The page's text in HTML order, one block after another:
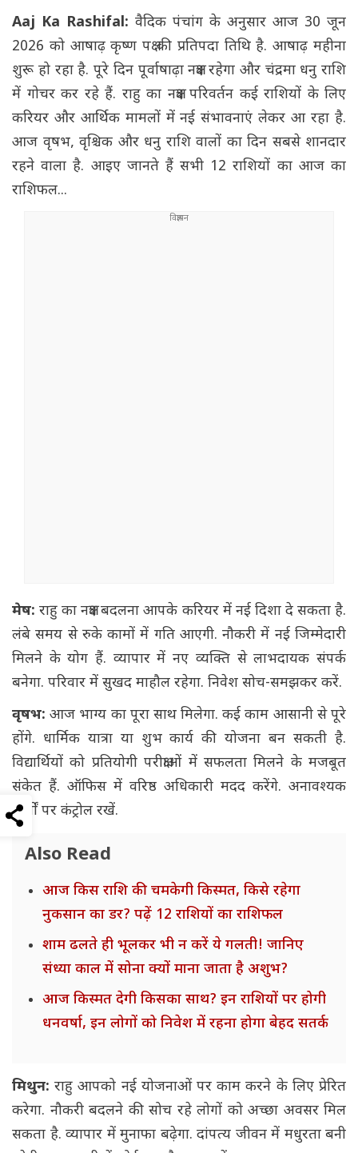
Aaj Ka Rashifal: वैदिक पंचांग के अनुसार आज 30 जून
2026 को आषाढ़ कृष्ण पक्ष की प्रतिपदा तिथि है. आषाढ़ महीना
शुरू हो रहा है. पूरे दिन पूर्वाषाढ़ा नक्षत्र रहेगा और चंद्रमा धनु राशि
में गोचर कर रहे हैं. राहु का नक्षत्र परिवर्तन कई राशियों के लिए
करियर और आर्थिक मामलों में नई संभावनाएं लेकर आ रहा है.
आज वृषभ, वृश्चिक और धनु राशि वालों का दिन सबसे शानदार
रहने वाला है. आइए जानते हैं सभी 12 राशियों का आज का
राशिफल...
मेष:राहु का नक्षत्र बदलना आपके करियर में नई दिशा दे सकता है.
लंबे समय से रुके कामों में गति आएगी. नौकरी में नई जिम्मेदारी
मिलने के योग हैं. व्यापार में नए व्यक्ति से लाभदायक संपर्क
बनेगा. परिवार में सुखद माहौल रहेगा. निवेश सोच-समझकर करें.
वृषभ:आज भाग्य का पूरा साथ मिलेगा. कई काम आसानी से पूरे
होंगे. धार्मिक यात्रा या शुभ कार्य की योजना बन सकती है.
विद्यार्थियों को प्रतियोगी परीक्षाओं में सफलता मिलने के मजबूत
संकेत हैं. ऑफिस में वरिष्ठ अधिकारी मदद करेंगे. अनावश्यक
खर्चों पर कंट्रोल रखें.
Also Read
आज किस राशि की चमकेगी किस्मत, किसे रहेगा
नुकसान का डर? पढ़ें 12 राशियों का राशिफल
शाम ढलते ही भूलकर भी न करें ये गलती! जानिए
संध्या काल में सोना क्यों माना जाता है अशुभ?
आज किस्मत देगी किसका साथ? इन राशियों पर होगी
धनवर्षा, इन लोगों को निवेश में रहना होगा बेहद सतर्क
मिथुन:राहु आपको नई योजनाओं पर काम करने के लिए प्रेरित
करेगा. नौकरी बदलने की सोच रहे लोगों को अच्छा अवसर मिल
सकता है. व्यापार में मुनाफा बढ़ेगा. दांपत्य जीवन में मधुरता बनी